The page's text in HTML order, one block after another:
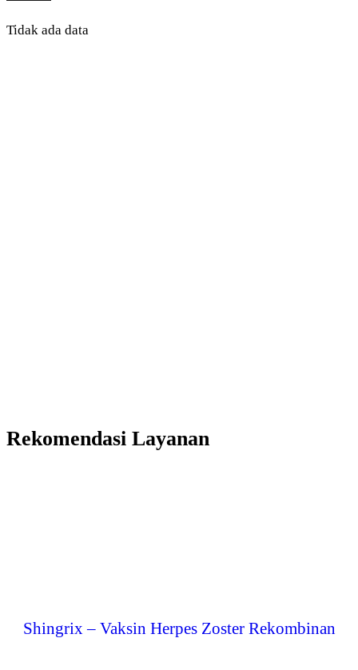
Tidak ada data
Rekomendasi Layanan
Shingrix – Vaksin Herpes Zoster Rekombinan